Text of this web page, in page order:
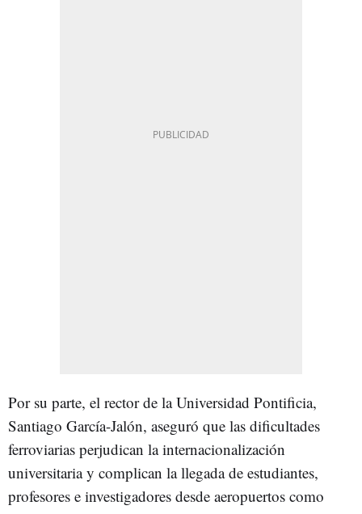
Por su parte, el rector de la Universidad Pontificia,
Santiago García-Jalón, aseguró que las dificultades
ferroviarias perjudican la internacionalización
universitaria y complican la llegada de estudiantes,
profesores e investigadores desde aeropuertos como